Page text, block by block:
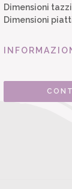
Dimensioni
Dimensioni